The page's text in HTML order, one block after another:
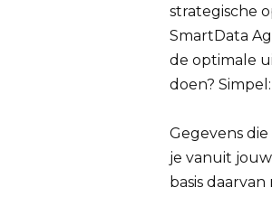
strategische
SmartData
de optimale
doen?
Gegevens
je vanuit
basis